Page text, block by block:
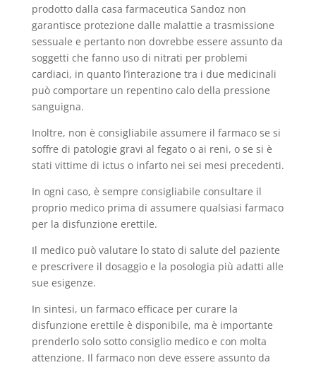
prodotto dalla casa farmaceutica Sandoz non
garantisce protezione dalle malattie a trasmissione
sessuale e pertanto non dovrebbe essere assunto da
soggetti che fanno uso di nitrati per problemi
cardiaci, in quanto l’interazione tra i due medicinali
può comportare un repentino calo della pressione
sanguigna.
Inoltre, non è consigliabile assumere il farmaco se si
soffre di patologie gravi al fegato o ai reni, o se si è
stati vittime di ictus o infarto nei sei mesi precedenti.
In ogni caso, è sempre consigliabile consultare il
proprio medico prima di assumere qualsiasi farmaco
per la disfunzione erettile.
Il medico può valutare lo stato di salute del paziente
e prescrivere il dosaggio e la posologia più adatti alle
sue esigenze.
In sintesi, un farmaco efficace per curare la
disfunzione erettile è disponibile, ma è importante
prenderlo solo sotto consiglio medico e con molta
attenzione. Il farmaco non deve essere assunto da